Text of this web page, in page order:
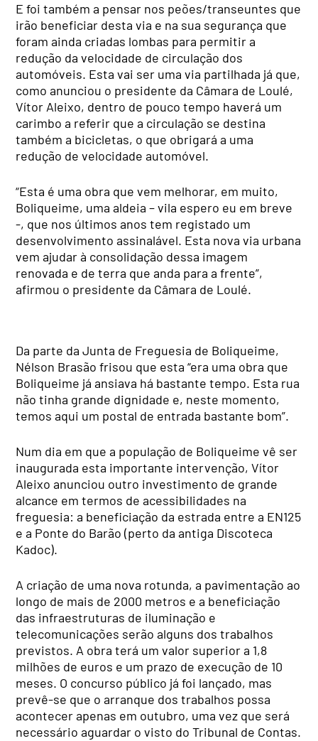
E foi também a pensar nos peões/transeuntes que
irão beneficiar desta via e na sua segurança que
foram ainda criadas lombas para permitir a
redução da velocidade de circulação dos
automóveis. Esta vai ser uma via partilhada já que,
como anunciou o presidente da Câmara de Loulé,
Vítor Aleixo, dentro de pouco tempo haverá um
carimbo a referir que a circulação se destina
também a bicicletas, o que obrigará a uma
redução de velocidade automóvel.
“Esta é uma obra que vem melhorar, em muito,
Boliqueime, uma aldeia – vila espero eu em breve
-, que nos últimos anos tem registado um
desenvolvimento assinalável. Esta nova via urbana
vem ajudar à consolidação dessa imagem
renovada e de terra que anda para a frente”,
afirmou o presidente da Câmara de Loulé.
Da parte da Junta de Freguesia de Boliqueime,
Nélson Brasão frisou que esta “era uma obra que
Boliqueime já ansiava há bastante tempo. Esta rua
não tinha grande dignidade e, neste momento,
temos aqui um postal de entrada bastante bom”.
Num dia em que a população de Boliqueime vê ser
inaugurada esta importante intervenção, Vítor
Aleixo anunciou outro investimento de grande
alcance em termos de acessibilidades na
freguesia: a beneficiação da estrada entre a EN125
e a Ponte do Barão (perto da antiga Discoteca
Kadoc).
A criação de uma nova rotunda, a pavimentação ao
longo de mais de 2000 metros e a beneficiação
das infraestruturas de iluminação e
telecomunicações serão alguns dos trabalhos
previstos. A obra terá um valor superior a 1,8
milhões de euros e um prazo de execução de 10
meses. O concurso público já foi lançado, mas
prevê-se que o arranque dos trabalhos possa
acontecer apenas em outubro, uma vez que será
necessário aguardar o visto do Tribunal de Contas.